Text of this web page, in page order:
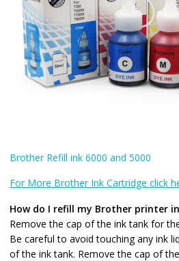
Brother Refill ink 6000 and 5000
For More Brother Ink Cartridge click
How do I refill my Brother printer
Remove the cap of the ink tank for
Be careful to avoid touching any ink
of the ink tank. Remove the cap of